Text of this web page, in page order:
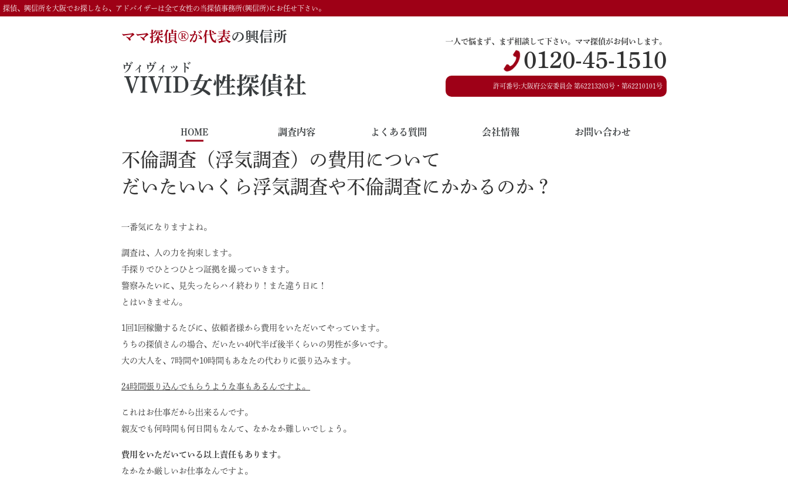
探偵、興信所を大阪でお探しなら、アドバイザーは全て女性の当探偵事務所(興信所)にお任せ下さい。
ママ探偵®️が代表の興信所
VIVID
ヴィヴィッド
女性探偵社
一人で悩まず、まず相談して下さい。 ママ探偵がお伺いします。
0120-45-1510
許可番号:大阪府公安委員会 第62213203号・第62210101号
HOME 調査内容 よくある質問 会社情報 お問い合わせ
不倫調査（浮気調査）の費用について
だいたいいくら浮気調査や不倫調査にかかるのか？
一番気になりますよね。
調査は、人の力を拘束します。
手探りでひとつひとつ証拠を撮っていきます。
警察みたいに、見失ったらハイ終わり！また違う日に！
とはいきません。
1回1回稼働するたびに、依頼者様から費用をいただいてやっています。
うちの探偵さんの場合、だいたい40代半ば後半くらいの男性が多いです。
大の大人を、7時間や10時間もあなたの代わりに張り込みます。
24時間張り込んでもらうような事もあるんですよ。
これはお仕事だから出来るんです。
親友でも何時間も何日間もなんて、なかなか難しいでしょう。
費用をいただいている以上責任もあります。
なかなか厳しいお仕事なんですよ。